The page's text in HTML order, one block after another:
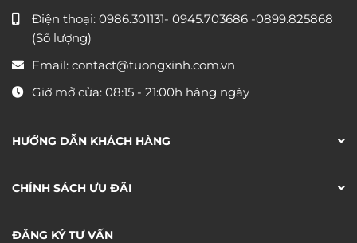
Điện thoại: 0986.301131- 0945.703686 -0899.825868
(Số lượng)
Email: contact@tuongxinh.com.vn
Giờ mở cửa: 08:15 - 21:00h hàng ngày
HƯỚNG DẪN KHÁCH HÀNG
CHÍNH SÁCH ƯU ĐÃI
ĐĂNG KÝ TƯ VẤN